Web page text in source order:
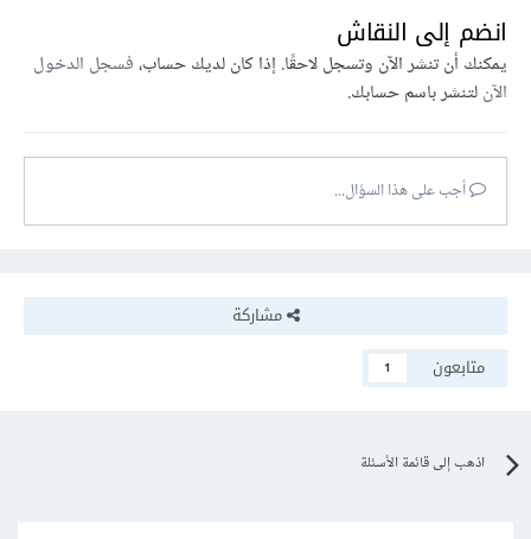
انضم إلى النقاش
يمكنك أن تنشر الآن وتسجل لاحقًا. إذا كان لديك حساب،فسجل الدخول
الآنلتنشر باسم حسابك.
أجب على هذا السؤال...
مشاركة
متابعون
1
اذهب إلى قائمة الأسئلة